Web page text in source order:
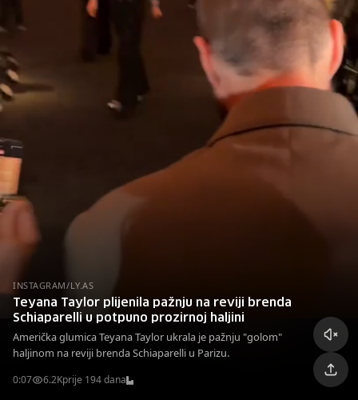
INSTAGRAM/LY.AS
Teyana Taylor plijenila pažnju na reviji brenda
Schiaparelli u potpuno prozirnoj haljini
Američka glumica Teyana Taylor ukrala je pažnju "golom"
haljinom na reviji brenda Schiaparelli u Parizu.
0:07 6.2Kprije 194 dana